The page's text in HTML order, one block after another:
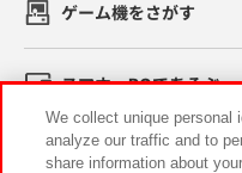
ゲーム機をさがす
スマホ・PCであそぶ
イベント・キャンペーン
We collect unique
analyze our traffic and to
share information about